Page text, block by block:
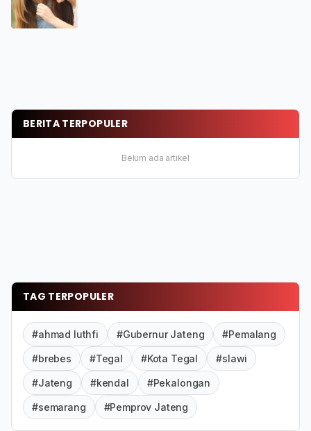
BERITA TERPOPULER
Belum ada artikel
TAG TERPOPULER
#ahmad luthfi #Gubernur Jateng #Pemalang
#brebes #Tegal #Kota Tegal #slawi
#Jateng #kendal #Pekalongan
#semarang #Pemprov Jateng